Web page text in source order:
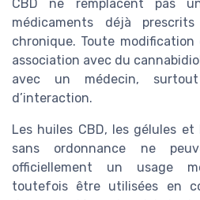
CBD ne remplacent pas
médicaments déjà
chronique. Toute
association avec du
avec un médecin,
d’interaction.
Les huiles CBD, les gélules
sans ordonnance ne
officiellement un usage
toutefois être utilisées en